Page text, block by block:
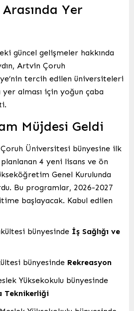
Yer
güncel gelişmeler hakkında
Artvin Çoruh
tercih edilen üniversiteleri
yer alması için yoğun çaba
Müjdesi Geldi
Üniversitesi bünyesine ilk
4 yeni lisans ve ön
Genel Kurulunda
Bu programlar, 2026-2027
başlayacak. Kabul edilen
bünyesinde İş Sağlığı ve
bünyesinde Rekreasyon
Yüksekokulu bünyesinde
Teknikerliği